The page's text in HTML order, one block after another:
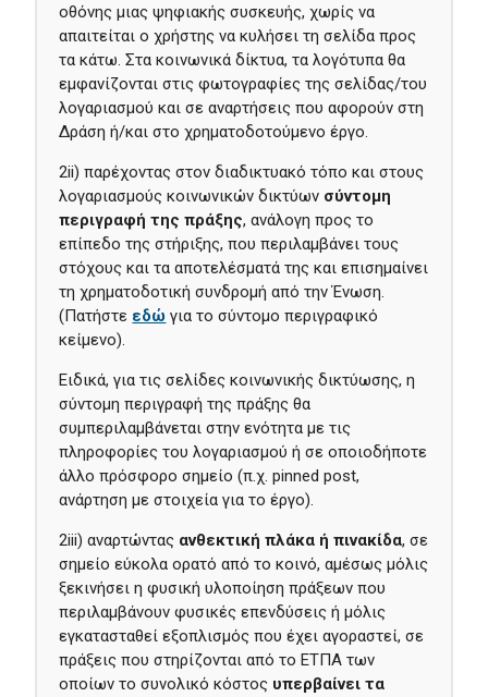
οθόνης μιας ψηφιακής συσκευής, χωρίς να
απαιτείται ο χρήστης να κυλήσει τη σελίδα προς
τα κάτω. Στα κοινωνικά δίκτυα, τα λογότυπα θα
εμφανίζονται στις φωτογραφίες της σελίδας/του
λογαριασμού και σε αναρτήσεις που αφορούν στη
Δράση ή/και στο χρηματοδοτούμενο έργο.
2ii) παρέχοντας στον διαδικτυακό τόπο και στους
λογαριασμούς κοινωνικών δικτύων σύντομη
περιγραφή της πράξης, ανάλογη προς το
επίπεδο της στήριξης, που περιλαμβάνει τους
στόχους και τα αποτελέσματά της και επισημαίνει
τη χρηματοδοτική συνδρομή από την Ένωση.
(Πατήστε εδώ για το σύντομο περιγραφικό
κείμενο).
Ειδικά, για τις σελίδες κοινωνικής δικτύωσης, η
σύντομη περιγραφή της πράξης θα
συμπεριλαμβάνεται στην ενότητα με τις
πληροφορίες του λογαριασμού ή σε οποιοδήποτε
άλλο πρόσφορο σημείο (π.χ. pinned post,
ανάρτηση με στοιχεία για το έργο).
2iii) αναρτώντας ανθεκτική πλάκα ή πινακίδα, σε
σημείο εύκολα ορατό από το κοινό, αμέσως μόλις
ξεκινήσει η φυσική υλοποίηση πράξεων που
περιλαμβάνουν φυσικές επενδύσεις ή μόλις
εγκατασταθεί εξοπλισμός που έχει αγοραστεί, σε
πράξεις που στηρίζονται από το ΕΤΠΑ των
οποίων το συνολικό κόστος υπερβαίνει τα